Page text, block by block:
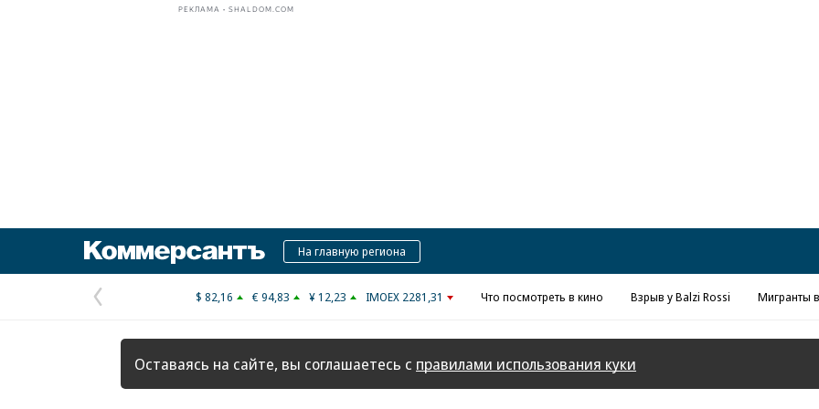
РЕКЛАМА • SHALDOM.COM
КоммерсантъНа главную региона
Предыдущая
страница
$ 82,16 € 94,83 ¥ 12,23 IMOEX 2281,31 Что посмотреть в кино Взрыв у Balzi Rossi Мигранты
Оставаясь на сайте, вы соглашаетесь с правилами использования куки